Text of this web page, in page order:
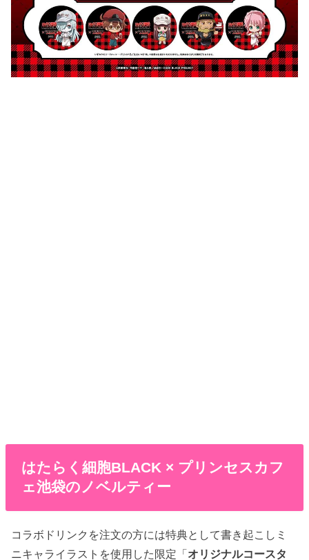
はたらく細胞BLACK × プリンセスカフ
ェ池袋のノベルティー
コラボドリンクを注文の方には特典として書き起こしミ
ニキャライラストを使用した限定「 オリジナルコースタ